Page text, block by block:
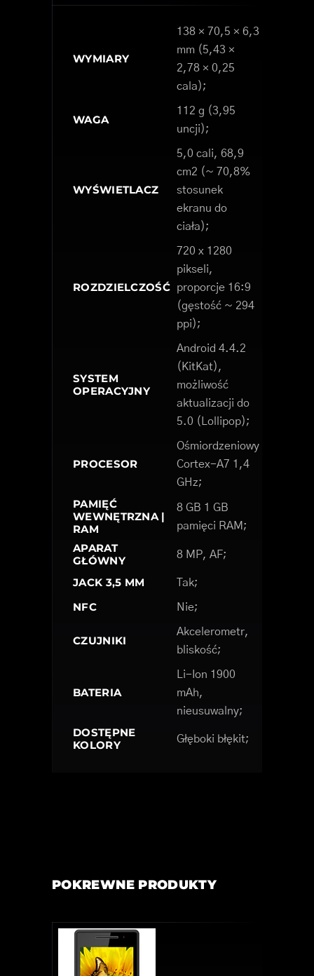
WYMIARY
138 × 70,5 × 6,3
mm (5,43 ×
2,78 × 0,25
cala);
WAGA
112 g (3,95
uncji);
WYŚWIETLACZ
5,0 cali, 68,9
cm2 (~ 70,8%
stosunek
ekranu do
ciała);
ROZDZIELCZOŚĆ
720 x 1280
pikseli,
proporcje 16:9
(gęstość ~ 294
ppi);
SYSTEM
OPERACYJNY
Android 4.4.2
(KitKat),
możliwość
aktualizacji do
5.0 (Lollipop);
PROCESOR
Ośmiordzeniowy
Cortex-A7 1,4
GHz;
PAMIĘĆ
WEWNĘTRZNA |
RAM
8 GB 1 GB
pamięci RAM;
APARAT
GŁÓWNY
8 MP, AF;
JACK 3,5 MM Tak;
NFC Nie;
CZUJNIKI
Akcelerometr,
bliskość;
BATERIA
Li-Ion 1900
mAh,
nieusuwalny;
DOSTĘPNE
KOLORY
Głęboki błękit;
POKREWNE PRODUKTY